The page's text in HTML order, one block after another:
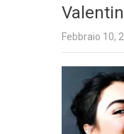
Febbraio 10,